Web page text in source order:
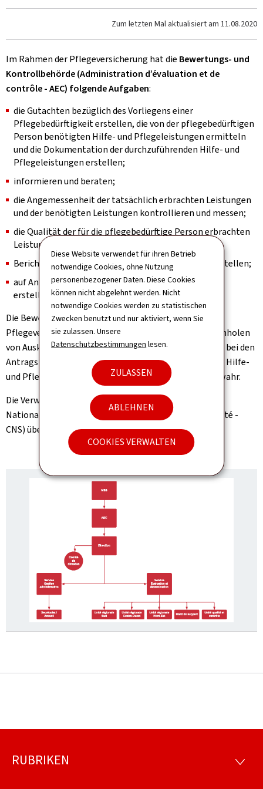
Diese Website verwendet für ihren Betrieb
notwendige Cookies, ohne Nutzung
personenbezogener Daten. Diese Cookies
können nicht abgelehnt werden. Nicht
notwendige Cookies werden zu statistischen
Zwecken benutzt und nur aktiviert, wenn Sie
sie zulassen. Unsere
Datenschutzbestimmungen lesen.
ZULASSEN
ABLEHNEN
COOKIES VERWALTEN
Zum letzten Mal aktualisiert am 11.08.2020
Im Rahmen der Pflegeversicherung hat die Bewertungs- und
Kontrollbehörde (Administration d’évaluation et de
contrôle - AEC) folgende Aufgaben:
die Gutachten bezüglich des Vorliegens einer
Pflegebedürftigkeit erstellen, die von der pflegebedürftigen
Person benötigten Hilfe- und Pflegeleistungen ermitteln
und die Dokumentation der durchzuführenden Hilfe- und
Pflegeleistungen erstellen;
informieren und beraten;
die Angemessenheit der tatsächlich erbrachten Leistungen
und der benötigten Leistungen kontrollieren und messen;
die Qualität der für die pflegebedürftige Person erbrachten
Leistungen kontrollieren;
Berichte in Sachen Qualitätskontrolle der Pflege erstellen;
auf Anfrage anderer öffentlicher Dienste Gutachten
erstellen.
Die Bewertungs- und Kontrollbehörde (AEC) der
Pflegeversicherung nimmt ihre Aufgaben durch das Einholen
von Auskünften und die Durchführung einer Bewertung bei den
Antragstellern in deren häuslichem Umfeld oder in der Hilfe-
und Pflegeeinrichtung, in der sie untergebracht sind, wahr.
Die Verwaltung der Pflegeversicherung wird von der
Nationalen Gesundheitskasse (Caisse nationale de santé -
CNS) übernommen.
Footer
RUBRIKEN